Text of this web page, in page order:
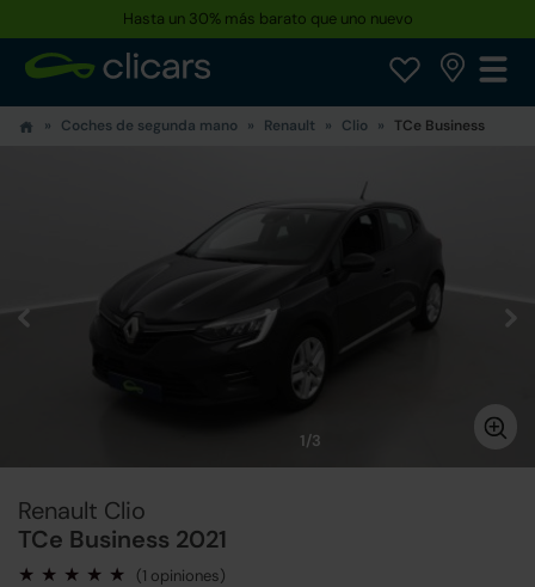
Hasta un 30% más barato que uno nuevo
Coches de segunda mano Renault Clio TCe Business
1/3
Renault Clio
TCe Business 2021
(1 opiniones)